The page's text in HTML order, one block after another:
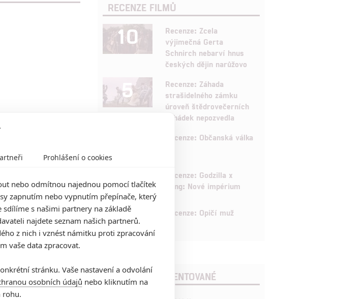
RECENZE FILMŮ
10
Recenze: Zcela
výjimečná Gerta
Schnirch nebarví hnus
českých dějin narůžovo
5
Recenze: Záhada
strašidelného zámku
úroveň štědrovečerních
pohádek nepozvedla
Recenze: Občanská válka
6
Recenze: Godzilla x
Kong: Nové impérium
8 Recenze: Opičí muž
POSLEDNÍ KOMENTOVANÉ
Prohlášení o cookies
nebo odmítnou najednou pomocí tlačítek
zapnutím nebo vypnutím přepínače, který
s našimi partnery na základě
najdete seznam našich partnerů.
z nich i vznést námitku proti zpracování
vaše data zpracovat.
stránku. Vaše nastavení a odvolání
osobních údajů nebo kliknutím na
rohu.